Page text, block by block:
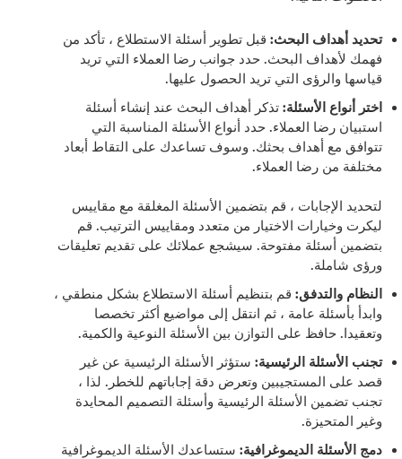
تحديد أهداف البحث: قبل تطوير أسئلة الاستطلاع ، تأكد من
فهمك لأهداف البحث. حدد جوانب رضا العملاء التي تريد
قياسها والرؤى التي تريد الحصول عليها.
اختر أنواع الأسئلة: تذكر أهداف البحث عند إنشاء أسئلة
استبيان رضا العملاء. حدد أنواع الأسئلة المناسبة التي
تتوافق مع أهداف بحثك. وسوف تساعدك على التقاط أبعاد
مختلفة من رضا العملاء.
لتحديد الإجابات ، قم بتضمين الأسئلة المغلقة مع مقاييس
ليكرت وخيارات الاختيار من متعدد ومقاييس الترتيب. قم
بتضمين أسئلة مفتوحة. سيشجع عملائك على تقديم تعليقات
ورؤى شاملة.
النظام والتدفق: قم بتنظيم أسئلة الاستطلاع بشكل منطقي ،
وابدأ بأسئلة عامة ، ثم انتقل إلى مواضيع أكثر تخصصا
وتعقيدا. حافظ على التوازن بين الأسئلة النوعية والكمية.
تجنب الأسئلة الرئيسية: ستؤثر الأسئلة الرئيسية عن غير
قصد على المستجيبين وتعرض دقة إجاباتهم للخطر. لذا ،
تجنب تضمين الأسئلة الرئيسية وأسئلة التصميم المحايدة
وغير المتحيزة.
دمج الأسئلة الديموغرافية: ستساعدك الأسئلة الديموغرافية